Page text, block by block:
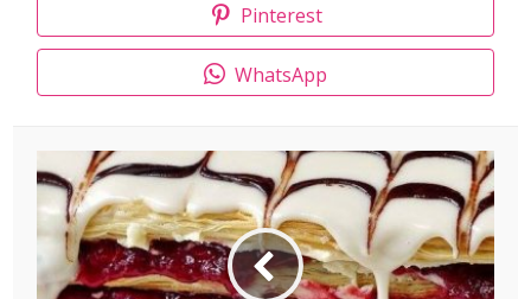
Pinterest
WhatsApp